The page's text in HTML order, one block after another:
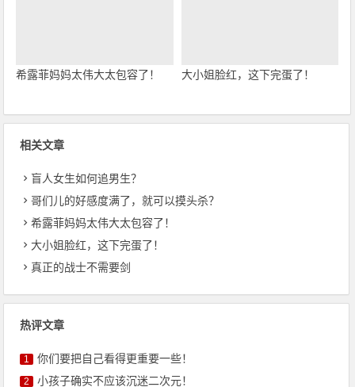
希露菲妈妈太伟大太包容了！ 大小姐脸红，这下完蛋了！
相关文章
盲人女生如何追男生？
哥们儿的好感度满了，就可以摸头杀？
希露菲妈妈太伟大太包容了！
大小姐脸红，这下完蛋了！
真正的战士不需要剑
热评文章
1 你们要把自己看得更重要一些！
2 小孩子确实不应该沉迷二次元！